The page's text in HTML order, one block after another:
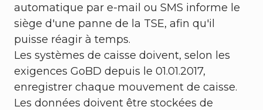
automatique par e-mail ou SMS informe le
siège d'une panne de la TSE, afin qu'il
puisse réagir à temps.
Les systèmes de caisse doivent, selon les
exigences GoBD depuis le 01.01.2017,
enregistrer chaque mouvement de caisse.
Les données doivent être stockées de